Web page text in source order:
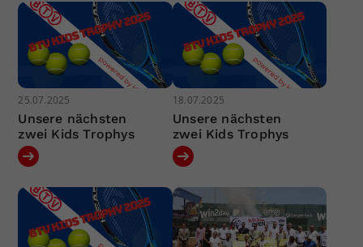
25.07.2025
Unsere nächsten
zwei Kids Trophys
18.07.2025
Unsere nächsten
zwei Kids Trophys